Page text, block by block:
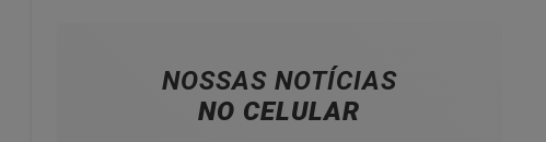
NOSSAS NOTÍCIAS
NO CELULAR